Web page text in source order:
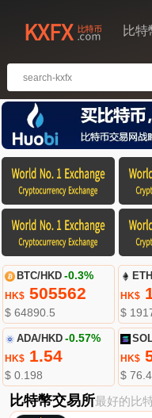
比特
BTC/HKD -0.3%
HK$505562
$ 64890.5
HK$
$
ADA/HKD -0.57%
HK$1.54
$ 0.198
HK$
$
比特幣交易所最好的比